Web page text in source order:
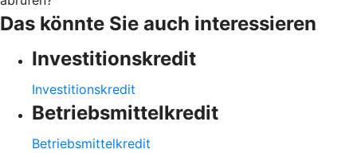
Das könnte Sie auch interessieren
Investitionskredit
Investitionskredit
Betriebsmittelkredit
Betriebsmittelkredit